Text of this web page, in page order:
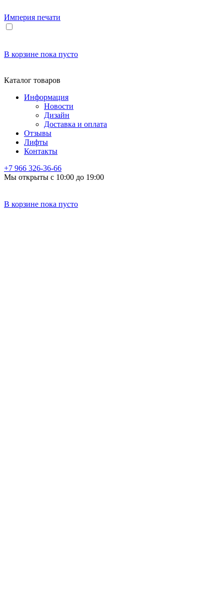
Империя печати
В корзине пока пусто
Каталог товаров
Информация
Новости
Дизайн
Доставка и оплата
Отзывы
Лифты
Контакты
+7 966 326-36-66
Мы открыты с 10:00 до 19:00
В корзине пока пусто